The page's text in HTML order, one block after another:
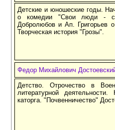
Детские и юношеские годы.
о комедии "Свои люди -
Добролюбов и Ап. Григорьев
Творческая история "Грозы".
Федор Михайлович
Детство. Отрочество в
литературной
каторга. "Почвенничество"